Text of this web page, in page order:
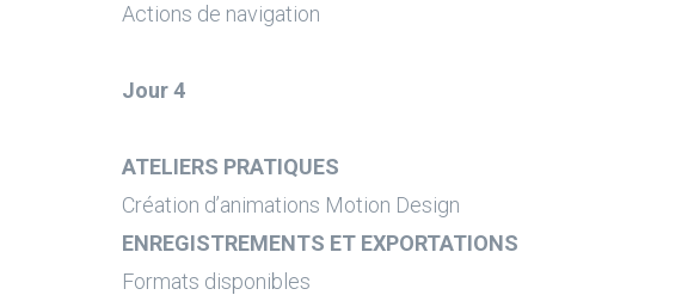
Actions de navigation
Jour 4
ATELIERS PRATIQUES
Création d’animations Motion Design
ENREGISTREMENTS ET EXPORTATIONS
Formats disponibles